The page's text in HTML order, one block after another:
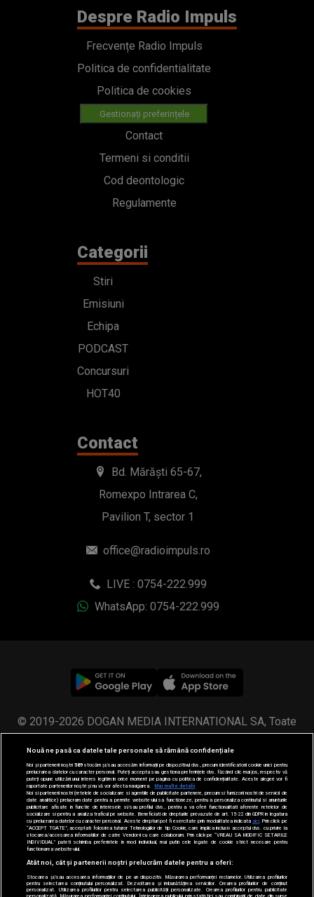
Contact
Termeni si conditii
Cod deontologic
Regulamente
Categorii
Stiri
Emisiuni
Echipa
Concursuri
HOT40
Bd. Mărăști 65-67,
Romexpo Intrarea C,
Pavilion T, sector 1
LIVE : 0754-222.999
WhatsApp: 0754-222.999
© 2019-2026 DOGAN MEDIA INTERNATIONAL SA, Toate
drepturile rezervate.
Nouă ne pasă ca datele tale personale să rămână confidențiale
Noi și partenerii noștri589stocăm și/sau accesăm informații pe dispozitivul dvs., precum identificatorii cookie unici pentru
prelucrarea datelor cu caracter personal. Puteți accepta sau gestiona preferințele dvs. făcând clic mai jos, respectiv vă
puteți opune utilizării unui interes legitim în orice moment pe pagina cu politica de confidențialitate. Aceste alegeri vor fi
raportate partenerilor noștri și nu vă vor afecta navigarea.
Mai multe detalii
Noi si partenerii nostri (retelele de socializare si agentiile de publicitate partenere, precum si furnizorii nostri de servicii de
date analitice) prelucram date pentru a permite website-ului sa functioneze, pentru a personaliza continutul si anunturile
publicitare afisate in functie de interesele si/sau profilul dvs., pentru a va oferi functionalitati aferente retelelor de
socializare si pentru a analiza traficul pe website. Beneficiati de drepturile prevazute de art. 15-22 din GDPR in legatura
cu prelucrarea datelor cu caracter personal. Aceste drepturi pot fi exercitate prin modalitatea indicataaici . Prin click pe
“ACCEPT TOATE”, acceptati folosirea tuturor Tehnologiilor de tip Cookie, care implica inclusiv acceptul dvs. cu privire la
stocarea/accesarea informatiilor de catre Vendor-ii cu care colaboram. Prin click pe “VREAU SA MODIFIC SETARILE
INDIVIDUAL” puteti schimba preferintele in mod individual, mai putin cele legate de cookie strict necesare pentru
functionarea website-ului.
Atât noi, cât și partenerii noștri prelucrăm datele pentru a oferi:
Stocarea și/sau accesarea informațiilor de pe un dispozitiv. Măsurarea performanței reclamelor. Utilizarea profilurilor
pentru selectarea conținutului personalizat. Dezvoltarea și îmbunătățirea serviciilor. Crearea profilurilor de conținut
personalizat. Utilizarea profilurilor pentru selectarea publicității personalizate. Crearea profilurilor pentru publicitate